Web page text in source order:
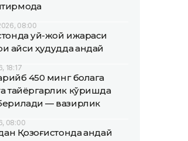
08:00
уй-жой ижараси
қайси ҳудудда қандай
18:17
450 минг болага
тайёргарлик кўришда
— вазирлик
08:00
Қозоғистонда қандай